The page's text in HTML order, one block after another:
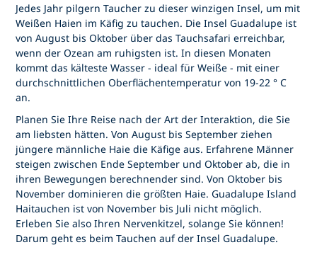
Jedes Jahr pilgern Taucher zu dieser winzigen Insel, um mit
Weißen Haien im Käfig zu tauchen. Die Insel Guadalupe ist
von August bis Oktober über das Tauchsafari erreichbar,
wenn der Ozean am ruhigsten ist. In diesen Monaten
kommt das kälteste Wasser - ideal für Weiße - mit einer
durchschnittlichen Oberflächentemperatur von 19-22 ° C
an.
Planen Sie Ihre Reise nach der Art der Interaktion, die Sie
am liebsten hätten. Von August bis September ziehen
jüngere männliche Haie die Käfige aus. Erfahrene Männer
steigen zwischen Ende September und Oktober ab, die in
ihren Bewegungen berechnender sind. Von Oktober bis
November dominieren die größten Haie. Guadalupe Island
Haitauchen ist von November bis Juli nicht möglich.
Erleben Sie also Ihren Nervenkitzel, solange Sie können!
Darum geht es beim Tauchen auf der Insel Guadalupe.